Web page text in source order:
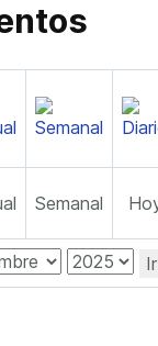
Semanal